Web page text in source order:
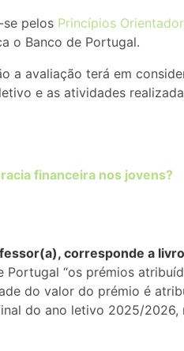
se pelos Princípios
o Banco de Portugal.
a avaliação terá em
e as atividades
financeira nos jovens?
corresponde a
Portugal “os prémios
do valor do prémio é
do ano letivo 2025/